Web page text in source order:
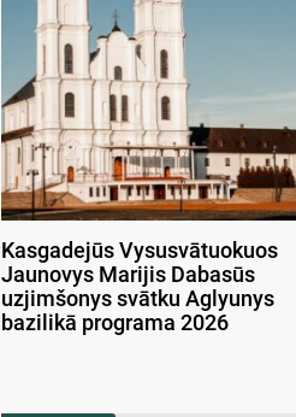
Kasgadejūs Vysusvātuokuos
Jaunovys Marijis Dabasūs
uzjimšonys svātku Aglyunys
bazilikā programa 2026